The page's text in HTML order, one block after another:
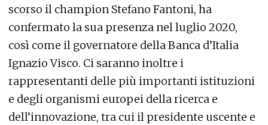
scorso il champion Stefano Fantoni, ha
confermato la sua presenza nel luglio 2020,
così come il governatore della Banca d’Italia
Ignazio Visco. Ci saranno inoltre i
rappresentanti delle più importanti istituzioni
e degli organismi europei della ricerca e
dell’innovazione, tra cui il presidente uscente e